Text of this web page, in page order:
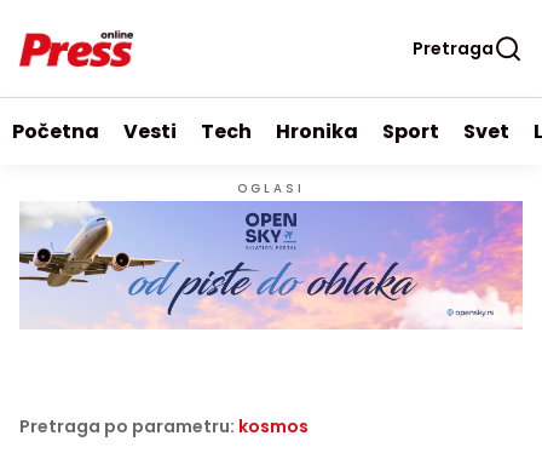
Pretraga
Početna Vesti Tech Hronika Sport Svet
OGLASI
Pretraga po parametru: kosmos